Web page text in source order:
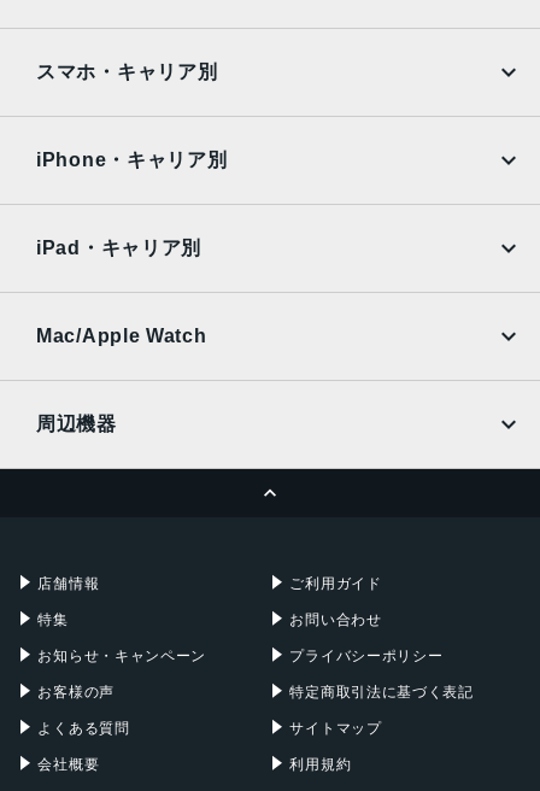
AQUOS
OPPO Android
Surface
Xiaomi Tablet
スマホ・キャリア別
Ymobile
UQmobile
iPhone・キャリア別
Ymobile
UQmobile
iPad・キャリア別
Mac/Apple Watch
周辺機器
店舗情報
特集
お知らせ・キャンペーン
お客様の声
よくある質問
会社概要
ご利用ガイド
お問い合わせ
プライバシーポリシー
特定商取引法に基づく表記
サイトマップ
利用規約